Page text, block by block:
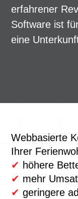
erfahrener
Software ist
eine
Webbasierte
Ihrer
✔ höhere
✔ mehr
✔ geringere